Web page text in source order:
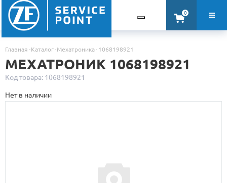
0
Главная Каталог Мехатроника 1068198921
МЕХАТРОНИК 1068198921
Код товара: 1068198921
Нет в наличии